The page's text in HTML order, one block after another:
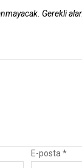
Gerekli
E-posta *